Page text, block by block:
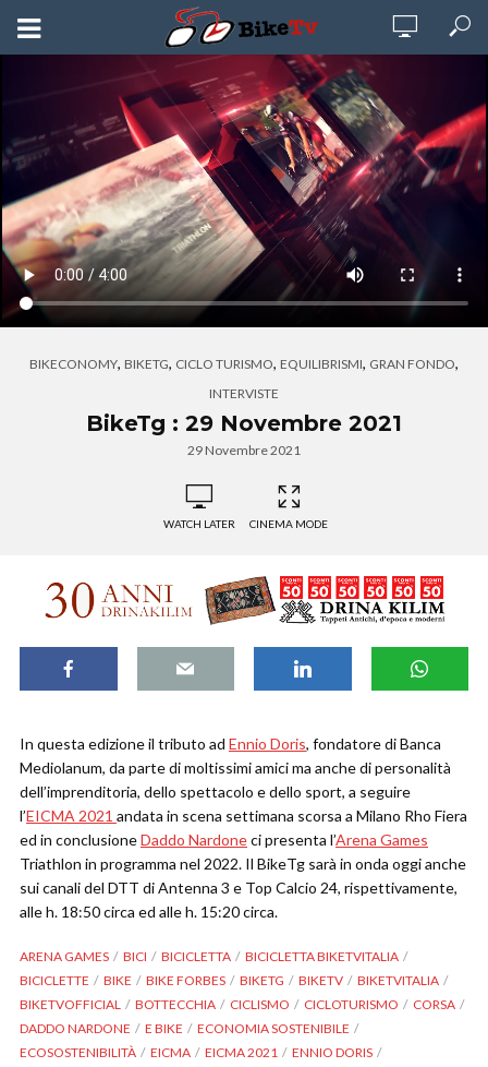
BIKECONOMY, BIKETG, CICLO TURISMO, EQUILIBRISMI, GRAN FONDO,
INTERVISTE
BikeTg : 29 Novembre 2021
29 Novembre 2021
WATCH LATER CINEMA MODE
In questa edizione il tributo ad Ennio Doris, fondatore di Banca
Mediolanum, da parte di moltissimi amici ma anche di personalità
dell’imprenditoria, dello spettacolo e dello sport, a seguire
l’EICMA 2021 andata in scena settimana scorsa a Milano Rho Fiera
ed in conclusioneDaddo Nardoneci presenta l’Arena Games
Triathlon in programma nel 2022. Il BikeTg sarà in onda oggi anche
sui canali del DTT di Antenna 3 e Top Calcio 24, rispettivamente,
alle h. 18:50 circa ed alle h. 15:20 circa.
ARENA GAMES BICI BICICLETTA
BICICLETTA BIKETVITALIA
BICICLETTE
BIKE BIKE FORBES BIKETG BIKETV
BIKETVITALIA
BIKETVOFFICIAL
BOTTECCHIA CICLISMO CICLOTURISMO
CORSA
DADDO NARDONE
E BIKE
ECONOMIA SOSTENIBILE
ECOSOSTENIBILITÀ
EICMA EICMA 2021
ENNIO DORIS